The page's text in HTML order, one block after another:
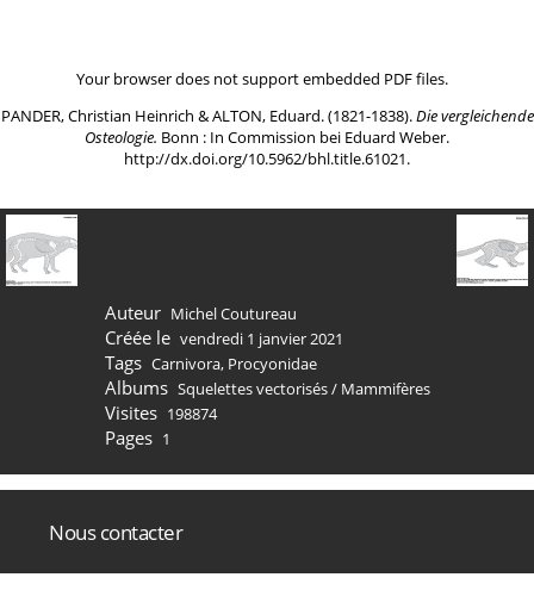
Your browser does not support embedded PDF files.
PANDER, Christian Heinrich & ALTON, Eduard. (1821-1838).Die vergleichende
Osteologie. Bonn : In Commission bei Eduard Weber.
http://dx.doi.org/10.5962/bhl.title.61021.
Auteur Michel Coutureau
Créée le vendredi 1 janvier 2021
Tags Carnivora, Procyonidae
Albums Squelettes vectorisés/ Mammifères
Visites 198874
Pages 1
Nous contacter